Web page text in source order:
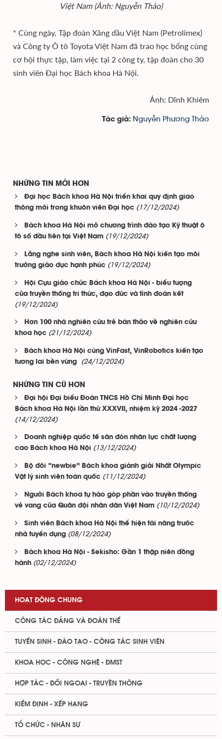
Việt Nam (Ảnh: Nguyễn Thảo)
* Cùng ngày, Tập đoàn Xăng dầu Việt Nam (Petrolimex)
và Công ty Ô tô Toyota Việt Nam đã trao học bổng cùng
cơ hội thực tập, làm việc tại 2 công ty, tập đoàn cho 30
sinh viên Đại học Bách khoa Hà Nội.
Ảnh: Dĩnh Khiêm
Tác giả: Nguyễn Phương Thảo
NHỮNG TIN MỚI HƠN
Đại học Bách khoa Hà Nội triển khai quy định giao
thông mới trong khuôn viên Đại học (17/12/2024)
Bách khoa Hà Nội mở chương trình đào tạo Kỹ thuật ô
tô số đầu tiên tại Việt Nam (19/12/2024)
Lắng nghe sinh viên, Bách khoa Hà Nội kiến tạo môi
trường giáo dục hạnh phúc (19/12/2024)
Hội Cựu giáo chức Bách khoa Hà Nội - biểu tượng
của truyền thống tri thức, đạo đức và tình đoàn kết
(19/12/2024)
Hơn 100 nhà nghiên cứu trẻ bàn thảo về nghiên cứu
khoa học (21/12/2024)
Bách khoa Hà Nội cùng VinFast, VinRobotics kiến tạo
tương lai bền vững
(24/12/2024)
NHỮNG TIN CŨ HƠN
Đại hội Đại biểu Đoàn TNCS Hồ Chí Minh Đại học
Bách khoa Hà Nội lần thứ XXXVII, nhiệm kỳ 2024 -2027
(14/12/2024)
Doanh nghiệp quốc tế săn đón nhân lực chất lượng
cao Bách khoa Hà Nội (13/12/2024)
Bộ đôi “newbie” Bách khoa giành giải Nhất Olympic
Vật lý sinh viên toàn quốc (11/12/2024)
Người Bách khoa tự hào góp phần vào truyền thống
vẻ vang của Quân đội nhân dân Việt Nam (10/12/2024)
Sinh viên Bách khoa Hà Nội thể hiện tài năng trước
nhà tuyển dụng (08/12/2024)
Bách khoa Hà Nội - Sekisho: Gần 1 thập niên đồng
hành (02/12/2024)
HOẠT ĐỘNG CHUNG
CÔNG TÁC ĐẢNG VÀ ĐOÀN THỂ
TUYỂN SINH - ĐÀO TẠO - CÔNG TÁC SINH VIÊN
KHOA HỌC - CÔNG NGHỆ - ĐMST
HỢP TÁC - ĐỐI NGOẠI - TRUYỀN THÔNG
KIỂM ĐỊNH - XẾP HẠNG
TỔ CHỨC - NHÂN SỰ